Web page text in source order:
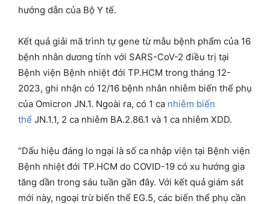
hướng dẫn của Bộ Y tế.
Kết quả giải mã trình tự gene từ mẫu bệnh phẩm của 16
bệnh nhân dương tính với SARS-CoV-2 điều trị tại
Bệnh viện Bệnh nhiệt đới TP.HCM trong tháng 12-
2023, ghi nhận có 12/16 bệnh nhân nhiễm biến thể phụ
của Omicron JN.1. Ngoài ra, có 1 ca nhiễm biến
thể JN.1.1, 2 ca nhiễm BA.2.86.1 và 1 ca nhiễm XDD.
“Dấu hiệu đáng lo ngại là số ca nhập viện tại Bệnh viện
Bệnh nhiệt đới TP.HCM do COVID-19 có xu hướng gia
tăng dần trong sáu tuần gần đây. Với kết quả giám sát
mới này, ngoại trừ biến thể EG.5, các biến thể phụ cần